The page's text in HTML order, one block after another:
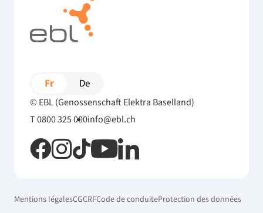
© EBL (Genossenschaft Elektra Baselland)
T 0800 325 000info@ebl.ch
Fr De
Mentions légalesCGCRFCode de conduiteProtection des données